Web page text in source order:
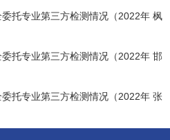
托专业第三方检测情况（2022年 枫
托专业第三方检测情况（2022年 邯
托专业第三方检测情况（2022年 张